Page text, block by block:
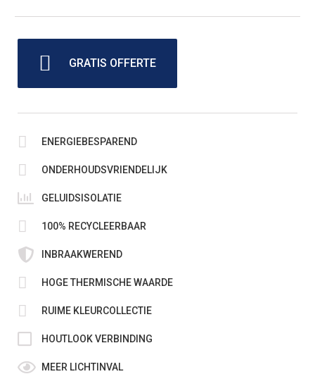
GRATIS OFFERTE
ENERGIEBESPAREND
ONDERHOUDSVRIENDELIJK
GELUIDSISOLATIE
100% RECYCLEERBAAR
INBRAAKWEREND
HOGE THERMISCHE WAARDE
RUIME KLEURCOLLECTIE
HOUTLOOK VERBINDING
MEER LICHTINVAL